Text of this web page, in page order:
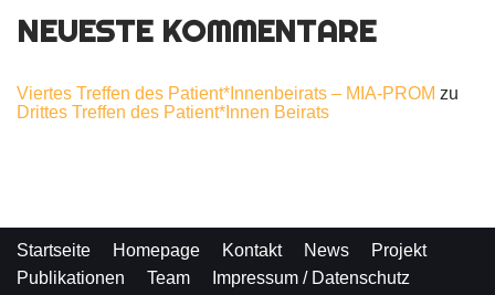
NEUESTE KOMMENTARE
Viertes Treffen des Patient*Innenbeirats – MIA-PROM zu
Drittes Treffen des Patient*Innen Beirats
Startseite Homepage Kontakt News
Projekt
Publikationen
Team Impressum / Datenschutz